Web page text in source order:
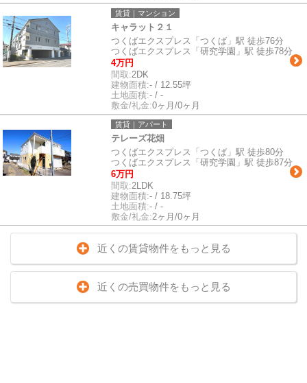
賃貸｜マンション
キャラット２１
つくばエクスプレス「つくば」駅 徒歩76分
つくばエクスプレス「研究学園」駅 徒歩78分
4万円
間取:2DK
建物面積:- / 12.55坪
土地面積:- / -
敷金/礼金:0ヶ月/0ヶ月
賃貸｜アパート
テレーズ花畑
つくばエクスプレス「つくば」駅 徒歩80分
つくばエクスプレス「研究学園」駅 徒歩87分
6万円
間取:2LDK
建物面積:- / 18.75坪
土地面積:- / -
敷金/礼金:2ヶ月/0ヶ月
近くの賃貸物件をもっと見る
近くの売買物件をもっと見る